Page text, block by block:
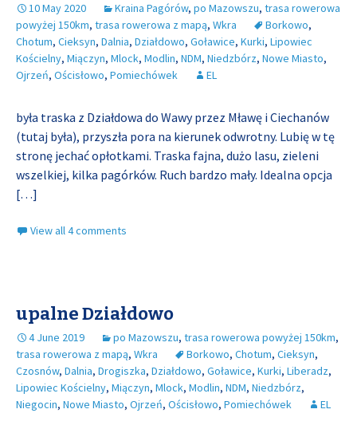
10 May 2020 Kraina Pagórów, po Mazowszu, trasa rowerowa
powyżej 150km, trasa rowerowa z mapą, Wkra Borkowo,
Chotum, Cieksyn, Dalnia, Działdowo, Goławice, Kurki, Lipowiec
Kościelny, Miączyn, Mlock, Modlin, NDM, Niedzbórz, Nowe Miasto,
Ojrzeń, Ościsłowo, Pomiechówek EL
była traska z Działdowa do Wawy przez Mławę i Ciechanów
(tutaj była), przyszła pora na kierunek odwrotny. Lubię w tę
stronę jechać opłotkami. Traska fajna, dużo lasu, zieleni
wszelkiej, kilka pagórków. Ruch bardzo mały. Idealna opcja
[…]
View all 4 comments
upalne Działdowo
4 June 2019 po Mazowszu, trasa rowerowa powyżej 150km,
trasa rowerowa z mapą, Wkra Borkowo, Chotum, Cieksyn,
Czosnów, Dalnia, Drogiszka, Działdowo, Goławice, Kurki, Liberadz,
Lipowiec Kościelny, Miączyn, Mlock, Modlin, NDM, Niedzbórz,
Niegocin, Nowe Miasto, Ojrzeń, Ościsłowo, Pomiechówek EL